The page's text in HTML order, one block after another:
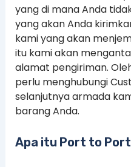
yang di mana Anda
yang akan Anda
kami yang akan
itu kami akan
alamat pengiriman.
perlu menghubungi
selanjutnya armada
barang Anda.
Apa itu Port to